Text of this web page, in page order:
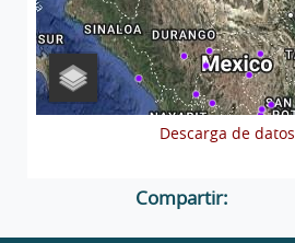
Descarga de datos
Compartir: